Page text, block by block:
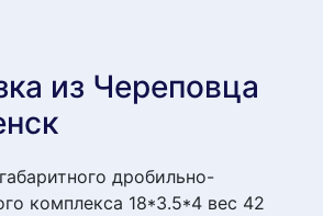
из Череповца
дробильно-
комплекса 18*3.5*4 вес 42